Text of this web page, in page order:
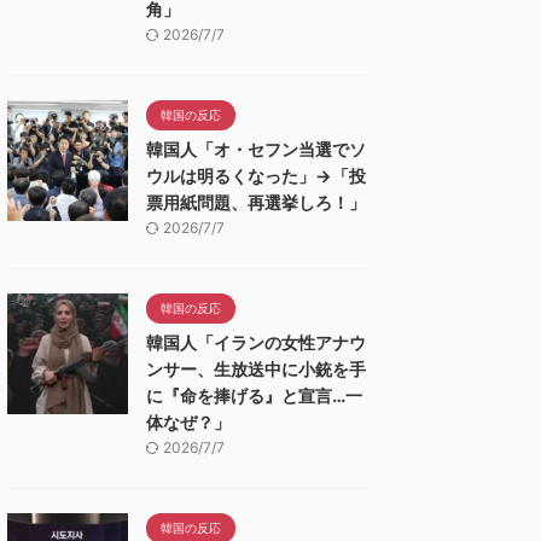
角」
2026/7/7
韓国の反応
韓国人「オ・セフン当選でソ
ウルは明るくなった」→「投
票用紙問題、再選挙しろ！」
2026/7/7
韓国の反応
韓国人「イランの女性アナウ
ンサー、生放送中に小銃を手
に『命を捧げる』と宣言…一
体なぜ？」
2026/7/7
韓国の反応